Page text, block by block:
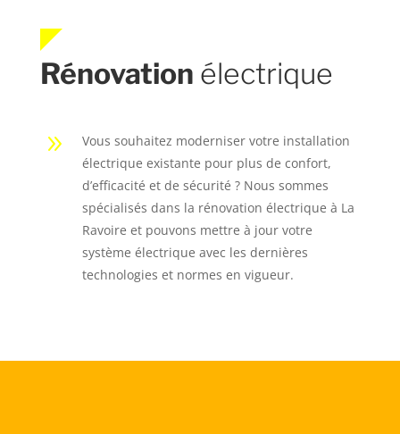
Rénovation électrique
9
Vous souhaitez moderniser votre installation
électrique existante pour plus de confort,
d’efficacité et de sécurité ? Nous sommes
spécialisés dans la rénovation électrique à La
Ravoire et pouvons mettre à jour votre
système électrique avec les dernières
technologies et normes en vigueur.